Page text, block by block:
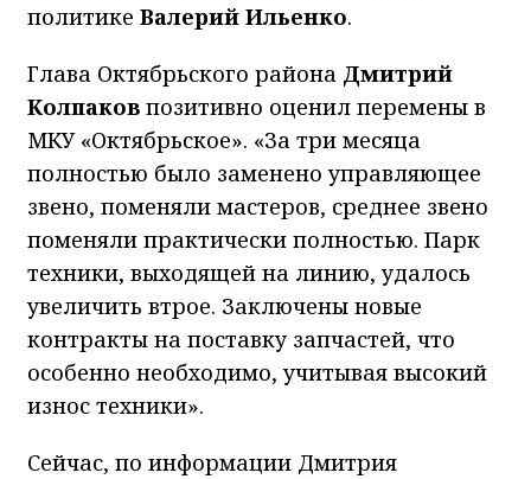
политике Валерий Ильенко.
Глава Октябрьского района Дмитрий
Колпаков позитивно оценил перемены в
МКУ «Октябрьское». «За три месяца
полностью было заменено управляющее
звено, поменяли мастеров, среднее звено
поменяли практически полностью. Парк
техники, выходящей на линию, удалось
увеличить втрое. Заключены новые
контракты на поставку запчастей, что
особенно необходимо, учитывая высокий
износ техники».
Сейчас, по информации Дмитрия